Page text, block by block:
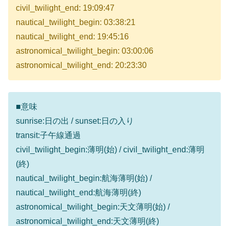
civil_twilight_end: 19:09:47
nautical_twilight_begin: 03:38:21
nautical_twilight_end: 19:45:16
astronomical_twilight_begin: 03:00:06
astronomical_twilight_end: 20:23:30
■意味
sunrise:日の出 / sunset:日の入り
transit:子午線通過
civil_twilight_begin:薄明(始) / civil_twilight_end:薄明
(終)
nautical_twilight_begin:航海薄明(始) /
nautical_twilight_end:航海薄明(終)
astronomical_twilight_begin:天文薄明(始) /
astronomical_twilight_end:天文薄明(終)